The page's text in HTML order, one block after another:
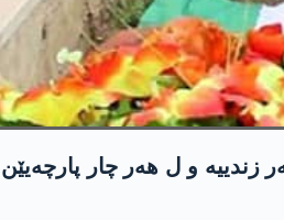
و ل ھەر چار پارچەیێن